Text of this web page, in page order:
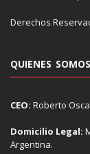
Derechos
QUIENES
CEO: Roberto
Domicilio Legal:
Argentina.